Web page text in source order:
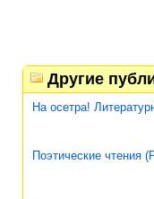
Другие
На осетра!
Поэтические чтения